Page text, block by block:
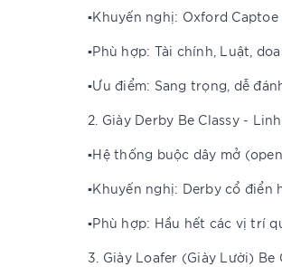
▪️Khuyến nghị: Oxford Captoe
▪️Phù hợp: Tài chính, Luật,
▪️Ưu điểm: Sang trọng, dễ
2. Giày Derby Be Classy -
▪️Hệ thống buộc dây mở
▪️Khuyến nghị: Derby cổ điển
▪️Phù hợp: Hầu hết các vị trí
3. Giày Loafer (Giày Lười) Be